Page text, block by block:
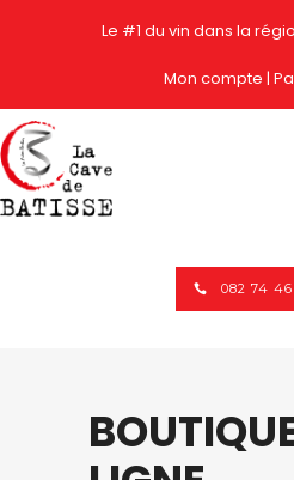
Le #1 du vin dans la
Mon compte
082 74